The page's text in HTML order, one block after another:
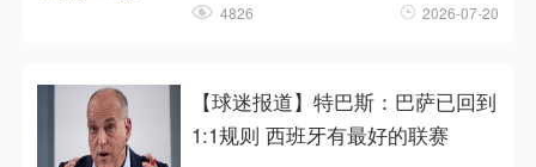
4826 2026-07-20
【球迷报道】特巴斯：巴萨已回到
1:1规则 西班牙有最好的联赛